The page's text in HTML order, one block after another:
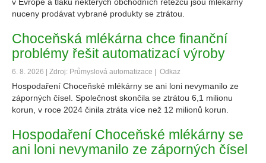
nuceny prodávat vybrané produkty se ztrátou.
Choceňská mlékárna chce finanční
problémy řešit automatizací výroby
6. 8. 2026 | Zdroj: Průmyslová automatizace | Odkaz
Hospodaření Choceňské mlékárny se ani loni nevymanilo ze
záporných čísel. Společnost skončila se ztrátou 6,1 milionu
korun, v roce 2024 činila ztráta více než 12 milionů korun.
Hospodaření Choceňské mlékárny se
ani loni nevymanilo ze záporných čísel